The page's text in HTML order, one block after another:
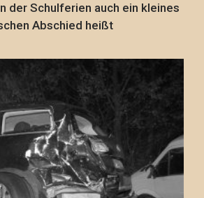
der Schulferien auch ein kleines
Abschied heißt